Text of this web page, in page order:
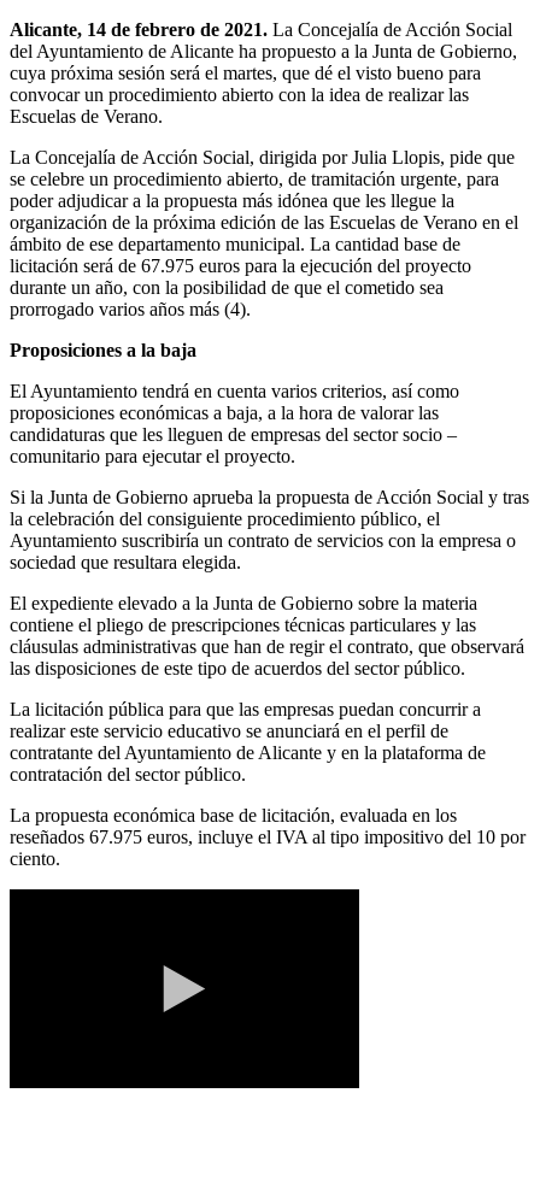
Alicante, 14 de febrero de 2021. La Concejalía de Acción Social
del Ayuntamiento de Alicante ha propuesto a la Junta de Gobierno,
cuya próxima sesión será el martes, que dé el visto bueno para
convocar un procedimiento abierto con la idea de realizar las
Escuelas de Verano.
La Concejalía de Acción Social, dirigida por Julia Llopis, pide que
se celebre un procedimiento abierto, de tramitación urgente, para
poder adjudicar a la propuesta más idónea que les llegue la
organización de la próxima edición de las Escuelas de Verano en el
ámbito de ese departamento municipal. La cantidad base de
licitación será de 67.975 euros para la ejecución del proyecto
durante un año, con la posibilidad de que el cometido sea
prorrogado varios años más (4).
Proposiciones a la baja
El Ayuntamiento tendrá en cuenta varios criterios, así como
proposiciones económicas a baja, a la hora de valorar las
candidaturas que les lleguen de empresas del sector socio –
comunitario para ejecutar el proyecto.
Si la Junta de Gobierno aprueba la propuesta de Acción Social y tras
la celebración del consiguiente procedimiento público, el
Ayuntamiento suscribiría un contrato de servicios con la empresa o
sociedad que resultara elegida.
El expediente elevado a la Junta de Gobierno sobre la materia
contiene el pliego de prescripciones técnicas particulares y las
cláusulas administrativas que han de regir el contrato, que observará
las disposiciones de este tipo de acuerdos del sector público.
La licitación pública para que las empresas puedan concurrir a
realizar este servicio educativo se anunciará en el perfil de
contratante del Ayuntamiento de Alicante y en la plataforma de
contratación del sector público.
La propuesta económica base de licitación, evaluada en los
reseñados 67.975 euros, incluye el IVA al tipo impositivo del 10 por
ciento.